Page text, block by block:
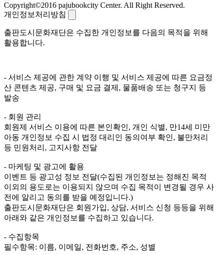
Copyright©2016 pajubookcity Center. All Right Reserved.
개인정보처리방침
출판도시문화재단은 수집한 개인정보를 다음의 목적을 위해
활용합니다.
- 서비스 제공에 관한 계약 이행 및 서비스 제공에 따른 요금정
산 콘텐츠 제공, 구매 및 요금 결제, 물품배송 또는 청구지 등
발송
- 회원 관리
회원제 서비스 이용에 따른 본인확인, 개인 식별, 만14세 미만
아동 개인정보 수집 시 법정 대리인 동의여부 확인, 불만처리
등 민원처리, 고지사항 전달
- 마케팅 및 광고에 활용
이벤트 등 광고성 정보 전달(수집된 개인정보는 정해진 목적
이외의 용도로는 이용되지 않으며 수집 목적이 변경될 경우 사
전에 알리고 동의를 받을 예정입니다.)
출판도시문화재단은 회원가입, 상담, 서비스 신청 등등을 위해
아래와 같은 개인정보를 수집하고 있습니다.
- 수집항목
필수항목: 이름, 이메일, 전화번호, 주소, 성별